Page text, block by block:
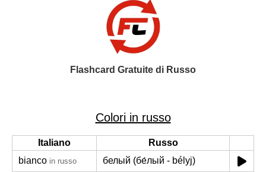
Flashcard Gratuite di Russo
Colori in russo
Italiano
Russo
bianco in russo белый (бе́лый - bélyj)